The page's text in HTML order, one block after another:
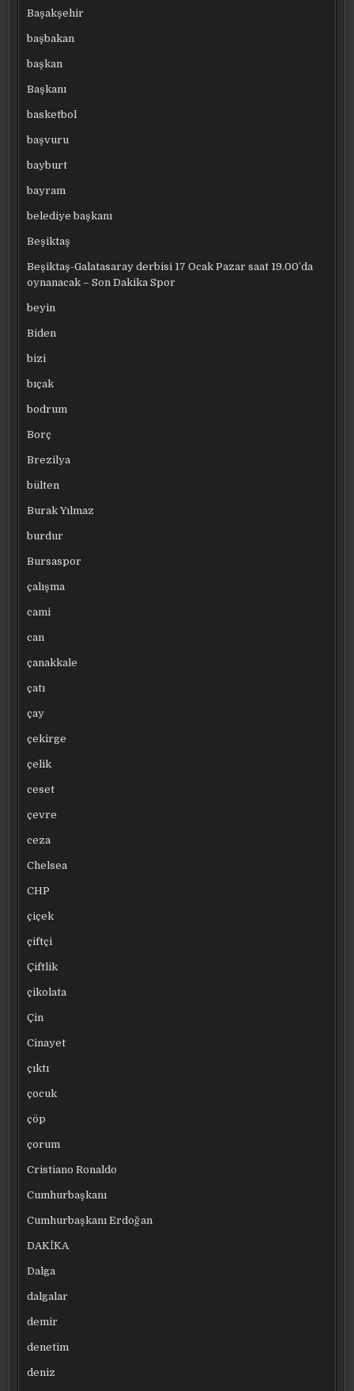
Başakşehir
başbakan
başkan
Başkanı
basketbol
başvuru
bayburt
bayram
belediye başkanı
Beşiktaş
Beşiktaş-Galatasaray derbisi 17 Ocak Pazar saat 19.00’da
oynanacak – Son Dakika Spor
beyin
Biden
bizi
bıçak
bodrum
Borç
Brezilya
bülten
Burak Yılmaz
burdur
Bursaspor
çalışma
cami
can
çanakkale
çatı
çay
çekirge
çelik
ceset
çevre
ceza
Chelsea
CHP
çiçek
çiftçi
Çiftlik
çikolata
Çin
Cinayet
çıktı
çocuk
çöp
çorum
Cristiano Ronaldo
Cumhurbaşkanı
Cumhurbaşkanı Erdoğan
DAKİKA
Dalga
dalgalar
demir
denetim
deniz